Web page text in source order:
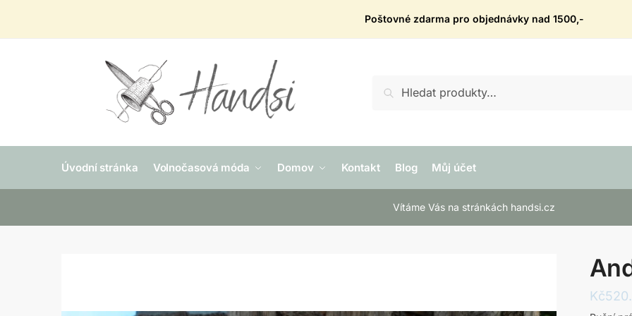
Poštovné zdarma pro objednávky nad 1500,-
Hledat
Úvodní stránka Volnočasová móda Domov Kontakt Blog Můj účet
Vítáme Vás na stránkách handsi.cz
Kč